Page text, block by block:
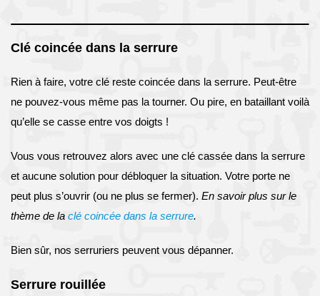
Clé coincée dans la serrure
Rien à faire, votre clé reste coincée dans la serrure. Peut-être
ne pouvez-vous même pas la tourner. Ou pire, en bataillant voilà
qu’elle se casse entre vos doigts !
Vous vous retrouvez alors avec une clé cassée dans la serrure
et aucune solution pour débloquer la situation. Votre porte ne
peut plus s’ouvrir (ou ne plus se fermer). En savoir plus sur le
thème de la clé coincée dans la serrure.
Bien sûr, nos serruriers peuvent vous dépanner.
Serrure rouillée